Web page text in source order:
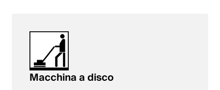
Polonia
Macchina a disco